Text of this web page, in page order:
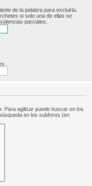
de la palabra para excluirla.
si solo una de ellas se
parciales.
Para agilizar puede buscar en los
en los subforos (en